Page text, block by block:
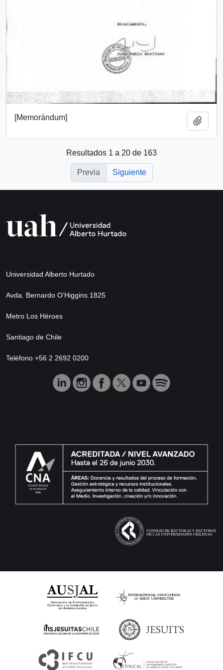
[Memorándum]
Resultados 1 a 20 de 163
Previa Siguiente
Universidad Alberto Hurtado
Avda. Bernardo O’Higgins 1825
Metro Los Héroes
Santiago de Chile
Teléfono +56 2 2692 0200